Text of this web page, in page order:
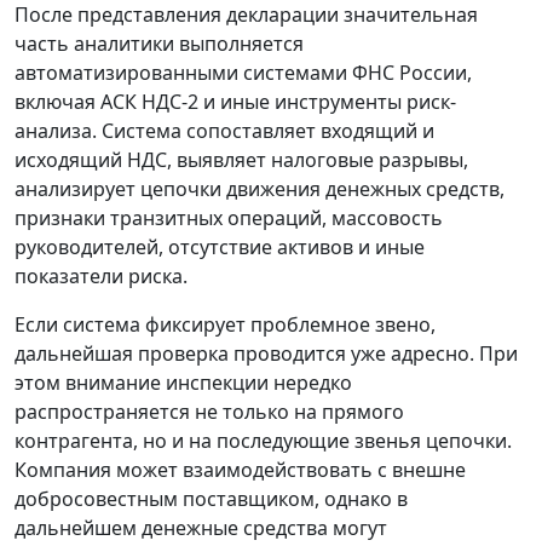
После представления декларации значительная
часть аналитики выполняется
автоматизированными системами ФНС России,
включая АСК НДС-2 и иные инструменты риск-
анализа. Система сопоставляет входящий и
исходящий НДС, выявляет налоговые разрывы,
анализирует цепочки движения денежных средств,
признаки транзитных операций, массовость
руководителей, отсутствие активов и иные
показатели риска.
Если система фиксирует проблемное звено,
дальнейшая проверка проводится уже адресно. При
этом внимание инспекции нередко
распространяется не только на прямого
контрагента, но и на последующие звенья цепочки.
Компания может взаимодействовать с внешне
добросовестным поставщиком, однако в
дальнейшем денежные средства могут